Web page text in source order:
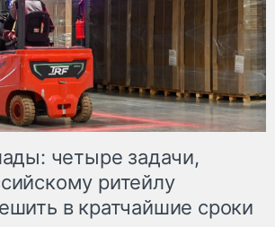
четыре задачи,
ритейлу
в кратчайшие сроки